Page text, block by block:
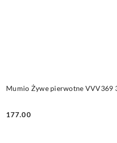
Mumio Żywe pierwotne VVV369
Cena:
177.00